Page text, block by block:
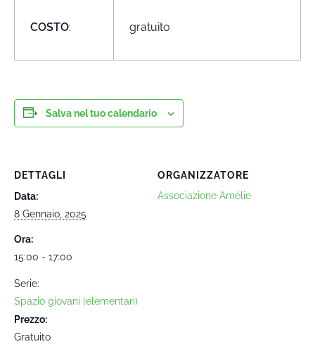
COSTO: gratuito
Salva nel tuo calendario
DETTAGLI
Data:
8 Gennaio, 2025
Ora:
15:00 - 17:00
Serie:
Spazio giovani (elementari)
Prezzo:
Gratuito
ORGANIZZATORE
Associazione Amélie